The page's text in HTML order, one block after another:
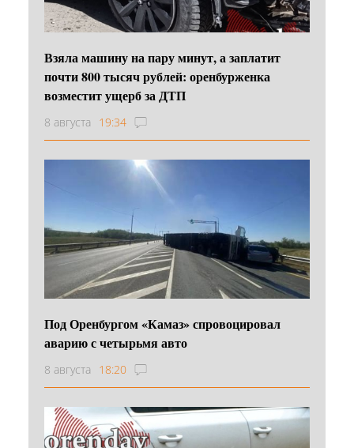
Взяла машину на пару минут, а заплатит
почти 800 тысяч рублей: оренбурженка
возместит ущерб за ДТП
8 августа 19:34
Под Оренбургом «Камаз» спровоцировал
аварию с четырьмя авто
8 августа 18:20